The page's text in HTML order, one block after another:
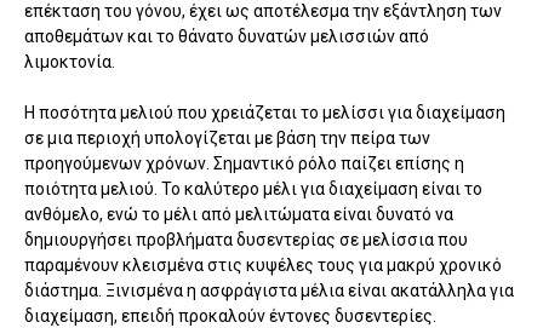
επέκταση του γόνου, έχει ως αποτέλεσμα την εξάντληση των
αποθεμάτων και το θάνατο δυνατών μελισσιών από
λιμοκτονία.
Η ποσότητα μελιού που χρειάζεται το μελίσσι για διαχείμαση
σε μια περιοχή υπολογίζεται με βάση την πείρα των
προηγούμενων χρόνων. Σημαντικό ρόλο παίζει επίσης η
ποιότητα μελιού. Το καλύτερο μέλι για διαχείμαση είναι το
ανθόμελο, ενώ το μέλι από μελιτώματα είναι δυνατό να
δημιουργήσει προβλήματα δυσεντερίας σε μελίσσια που
παραμένουν κλεισμένα στις κυψέλες τους για μακρύ χρονικό
διάστημα. Ξινισμένα η ασφράγιστα μέλια είναι ακατάλληλα για
διαχείμαση, επειδή προκαλούν έντονες δυσεντερίες.